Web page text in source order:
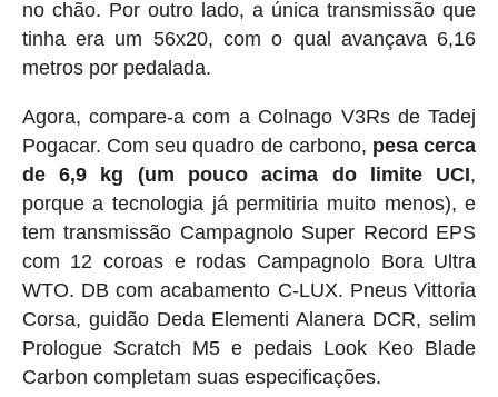
no chão. Por outro lado, a única transmissão que
tinha era um 56x20, com o qual avançava 6,16
metros por pedalada.
Agora, compare-a com a Colnago V3Rs de Tadej
Pogacar. Com seu quadro de carbono, pesa cerca
de 6,9 ​​kg (um pouco acima do limite UCI,
porque a tecnologia já permitiria muito menos), e
tem transmissão Campagnolo Super Record EPS
com 12 coroas e rodas Campagnolo Bora Ultra
WTO. DB com acabamento C-LUX. Pneus Vittoria
Corsa, guidão Deda Elementi Alanera DCR, selim
Prologue Scratch M5 e pedais Look Keo Blade
Carbon completam suas especificações.